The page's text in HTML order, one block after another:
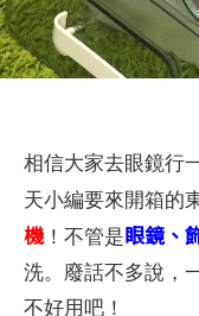
相信大家去眼鏡行
天小編要來開箱的
機！不管是眼鏡、
洗。廢話不多說，
不好用吧！